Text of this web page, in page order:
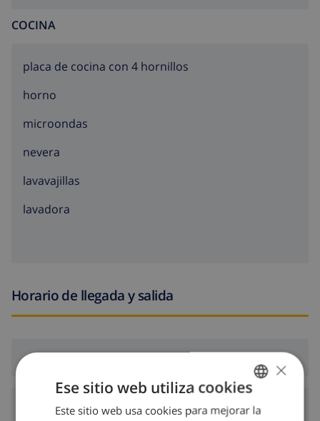
COCINA
placa de cocina con 4 hornillos
horno
microondas
nevera
lavavajillas
lavadora
Horario de llegada y salida
Llegada:Desde 16:00 antes de 19:00
Salida:Antes de: 10:00SPANISH
×
Ese sitio web utiliza cookies
Este sitio web usa cookies para mejorar la